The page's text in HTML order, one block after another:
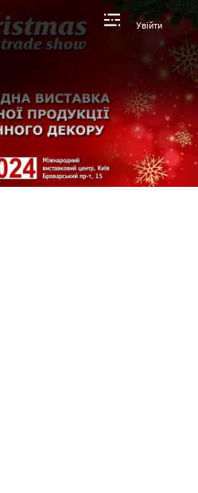
Увійти